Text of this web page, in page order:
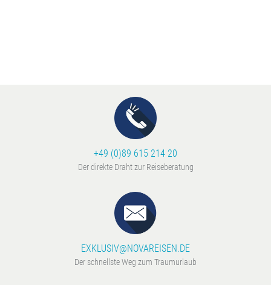
+49 (0)89 615 214 20
Der direkte Draht zur Reiseberatung
EXKLUSIV@NOVAREISEN.DE
Der schnellste Weg zum Traumurlaub